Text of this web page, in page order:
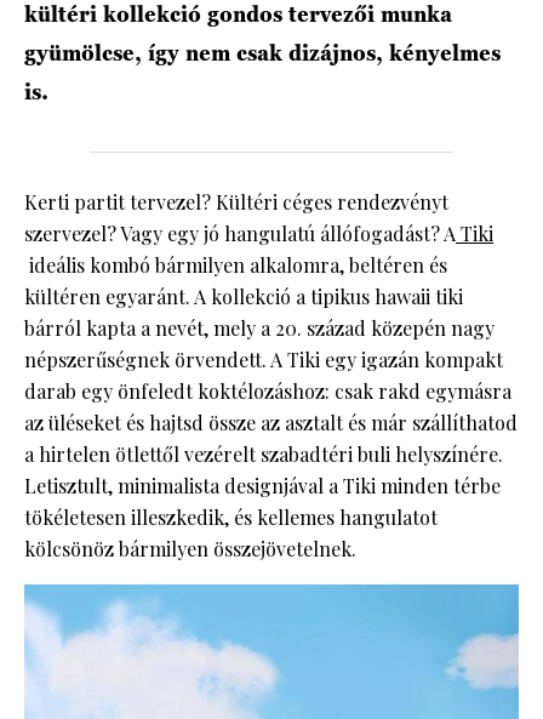
kültéri kollekció gondos tervezői munka
gyümölcse, így nem csak dizájnos, kényelmes
is.
Kerti partit tervezel? Kültéri céges rendezvényt
szervezel? Vagy egy jó hangulatú állófogadást? A Tiki
ideális kombó bármilyen alkalomra, beltéren és
kültéren egyaránt. A kollekció a tipikus hawaii tiki
bárról kapta a nevét, mely a 20. század közepén nagy
népszerűségnek örvendett. A Tiki egy igazán kompakt
darab egy önfeledt koktélozáshoz: csak rakd egymásra
az üléseket és hajtsd össze az asztalt és már szállíthatod
a hirtelen ötlettől vezérelt szabadtéri buli helyszínére.
Letisztult, minimalista designjával a Tiki minden térbe
tökéletesen illeszkedik, és kellemes hangulatot
kölcsönöz bármilyen összejövetelnek.